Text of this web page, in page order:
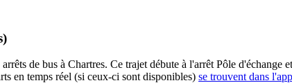
de bus à Chartres. Ce trajet débute à l'arrêt Pôle d'échange
en temps réel (si ceux-ci sont disponibles) se trouvent dans